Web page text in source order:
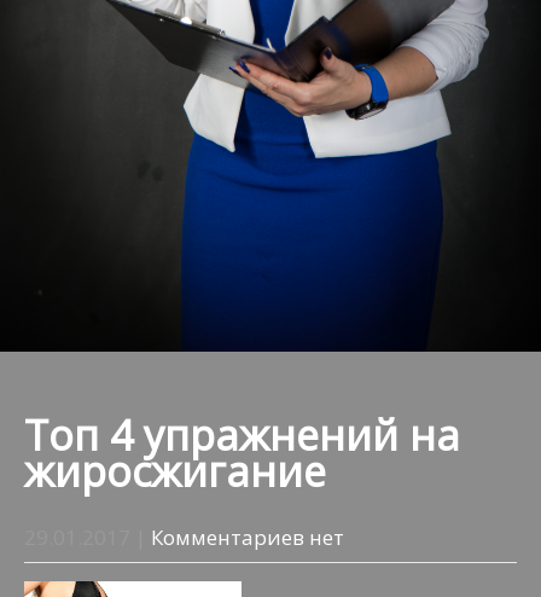
Топ 4 упражнений на
жиросжигание
Комментариев нет